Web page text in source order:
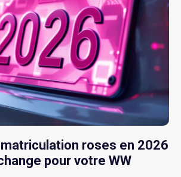
roses en 2026
pour votre WW